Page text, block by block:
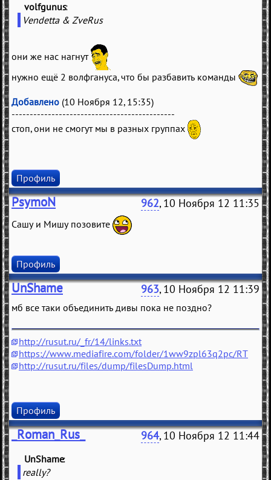
volfgunus
Vendetta & ZveRus
они же нас нагнут
нужно ещё 2 волфгануса, что бы разбавить команды
Добавлено (10 Ноября 12, 15:35)
---------------------------------------------
стоп, они не смогут мы в разных группах
Профиль
PsymoN 962, 10 Ноября 12 11:35
Сашу и Мишу позовите
Профиль
UnShame 963, 10 Ноября 12 11:39
мб все таки объединить дивы пока не поздно?
http://rusut.ru/_fr/14/links.txt
https://www.mediafire.com/folder/1ww9zpl63q2pc/RT
http://rusut.ru/files/dump/filesDump.html
Профиль
_Roman_Rus_ 964, 10 Ноября 12 11:44
UnShame
really?